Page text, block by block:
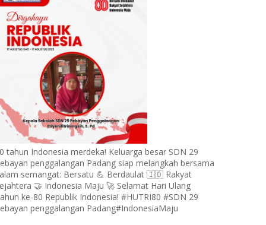
MENGUCAPKAN HUT RI KE - 80
tahun Indonesia merdeka! Keluarga besar SDN 29
penggalangan Padang siap melangkah bersama
semangat: Bersatu 💪 Berdaulat 🇮🇩 Rakyat
🤝 Indonesia Maju 🚀 Selamat Hari Ulang
ke-80 Republik Indonesia! #HUTRI80 #SDN 29
penggalangan Padang#IndonesiaMaju